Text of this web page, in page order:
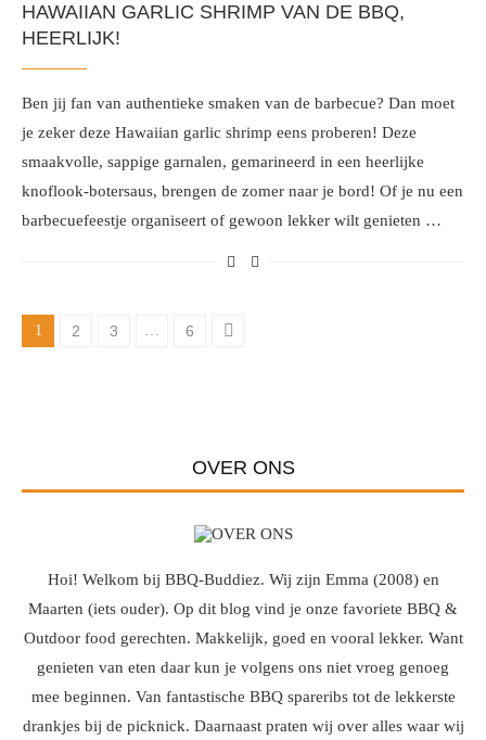
HAWAIIAN GARLIC SHRIMP VAN DE BBQ,
HEERLIJK!
Ben jij fan van authentieke smaken van de barbecue? Dan moet
je zeker deze Hawaiian garlic shrimp eens proberen! Deze
smaakvolle, sappige garnalen, gemarineerd in een heerlijke
knoflook-botersaus, brengen de zomer naar je bord! Of je nu een
barbecuefeestje organiseert of gewoon lekker wilt genieten …
1 2 3 … 6
OVER ONS
Hoi! Welkom bij BBQ-Buddiez. Wij zijn Emma (2008) en
Maarten (iets ouder). Op dit blog vind je onze favoriete BBQ &
Outdoor food gerechten. Makkelijk, goed en vooral lekker. Want
genieten van eten daar kun je volgens ons niet vroeg genoeg
mee beginnen. Van fantastische BBQ spareribs tot de lekkerste
drankjes bij de picknick. Daarnaast praten wij over alles waar wij